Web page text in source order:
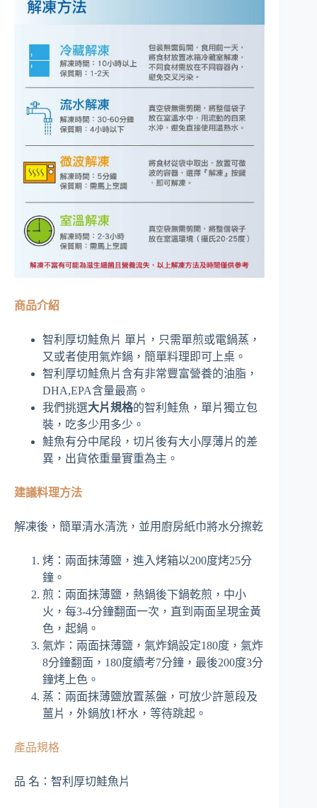
商品介紹
智利厚切鮭魚片 單片，只需單煎或電鍋蒸，
又或者使用氣炸鍋，簡單料理即可上桌。
智利厚切鮭魚片含有非常豐富營養的油脂，
DHA,EPA含量最高。
我們挑選大片規格的智利鮭魚，單片獨立包
裝，吃多少用多少。
鮭魚有分中尾段，切片後有大小厚薄片的差
異，出貨依重量實重為主。
建議料理方法
解凍後，簡單清水清洗，並用廚房紙巾將水分擦乾
烤：兩面抹薄鹽，進入烤箱以200度烤25分
鐘。
煎：兩面抹薄鹽，熱鍋後下鍋乾煎，中小
火，每3-4分鐘翻面一次，直到兩面呈現金黃
色，起鍋。
氣炸：兩面抹薄鹽，氣炸鍋設定180度，氣炸
8分鐘翻面，180度續考7分鐘，最後200度3分
鐘烤上色。
蒸：兩面抹薄鹽放置蒸盤，可放少許蔥段及
薑片，外鍋放1杯水，等待跳起。
產品規格
品 名：智利厚切鮭魚片